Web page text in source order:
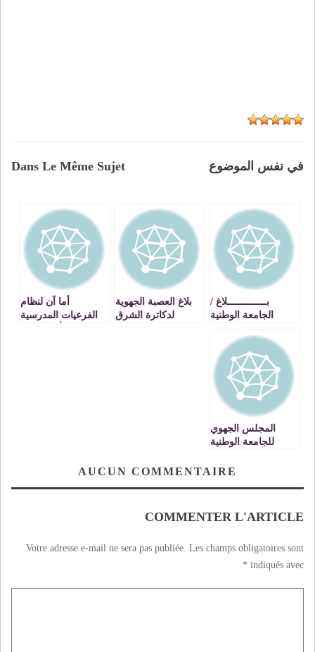
Dans Le Même Sujet في نفس الموضوع
بــــــــــــــلاغ /
الجامعة الوطنية
المكتب الجهوي –
جهة الشرق-
بلاغ العصبة الجهوية
لدكاترة الشرق
أما آن لنظام
الفرعيات المدرسية
المجلس الجهوي
للجامعة الوطنية
AUCUN COMMENTAIRE
COMMENTER L'ARTICLE
Votre adresse e-mail ne sera pas publiée. Les champs obligatoires sont
indiqués avec
*